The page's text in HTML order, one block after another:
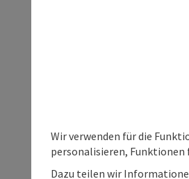
Wir verwenden für die
personalisieren,
Dazu teilen wir